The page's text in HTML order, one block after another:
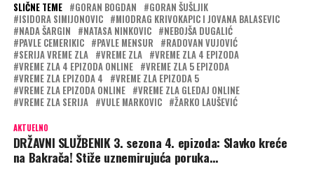
SLIČNE TEME GORAN BOGDAN
GORAN ŠUŠLJIK
ISIDORA SIMIJONOVIC
MIODRAG KRIVOKAPIC I JOVANA BALASEVIC
NADA ŠARGIN
NATASA NINKOVIC
NEBOJŠA DUGALIĆ
PAVLE CEMERIKIC
PAVLE MENSUR
RADOVAN VUJOVIĆ
SERIJA VREME ZLA
VREME ZLA
VREME ZLA 4 EPIZODA
VREME ZLA 4 EPIZODA ONLINE
VREME ZLA 5 EPIZODA
VREME ZLA EPIZODA 4
VREME ZLA EPIZODA 5
VREME ZLA EPIZODA ONLINE
VREME ZLA GLEDAJ ONLINE
VREME ZLA SERIJA
VULE MARKOVIC ŽARKO LAUŠEVIĆ
AKTUELNO
DRŽAVNI SLUŽBENIK 3. sezona 4. epizoda: Slavko kreće
na Bakrača! Stiže uznemirujuća poruka…